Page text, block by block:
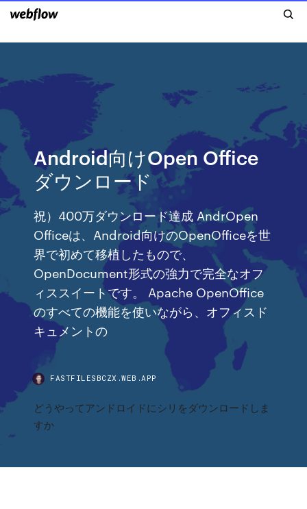
Android向けOpen Office
ダウンロード
祝）400万ダウンロード達成 AndrOpen
Officeは、Android向けのOpenOfficeを世
界で初めて移植したもので、
OpenDocument形式の強力で完全なオフ
ィススイートです。 Apache OpenOffice
のすべての機能を使いながら、オフィスド
キュメントの
FASTFILESBCZX.WEB.APP
どうやってアンドロイドにシリをダウンロードしま
すか